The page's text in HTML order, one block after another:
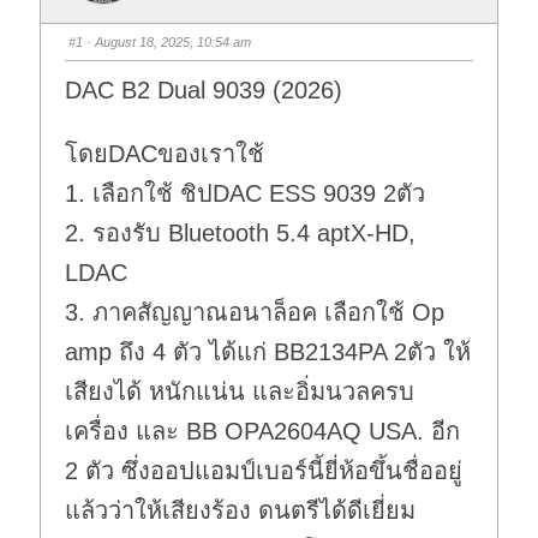
#1 · August 18, 2025, 10:54 am
DAC B2 Dual 9039 (2026)
โดยDACของเราใช้
1. เลือกใช้ ชิปDAC ESS 9039 2ตัว
2. รองรับ Bluetooth 5.4 aptX-HD,
LDAC
3. ภาคสัญญาณอนาล็อค เลือกใช้ Op
amp ถึง 4 ตัว ได้แก่ BB2134PA 2ตัว ให้
เสียงได้ หนักแน่น และอิ่มนวลครบ
เครื่อง และ BB OPA2604AQ USA. อีก
2 ตัว ซึ่งออปแอมป์เบอร์นี้ยี่ห้อขึ้นชื่ออยู่
แล้วว่าให้เสียงร้อง ดนตรีได้ดีเยี่ยม